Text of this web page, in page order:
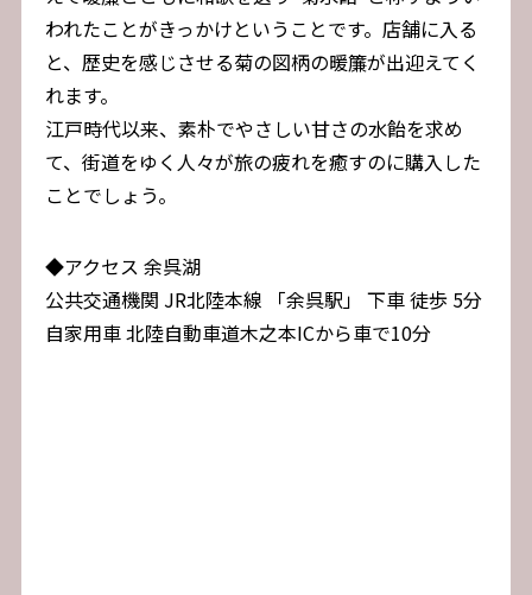
われたことがきっかけということです。店舗に入る
と、歴史を感じさせる菊の図柄の暖簾が出迎えてく
れます。
江戸時代以来、素朴でやさしい甘さの水飴を求め
て、街道をゆく人々が旅の疲れを癒すのに購入した
ことでしょう。
◆アクセス 余呉湖
公共交通機関 JR北陸本線 「余呉駅」 下車 徒歩 5分
自家用車 北陸自動車道木之本ICから車で10分